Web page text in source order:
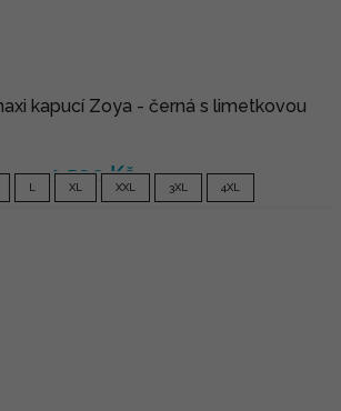
kapucí Zoya - černá s limetkovou
1 590 Kč
L XL XXL 3XL 4XL